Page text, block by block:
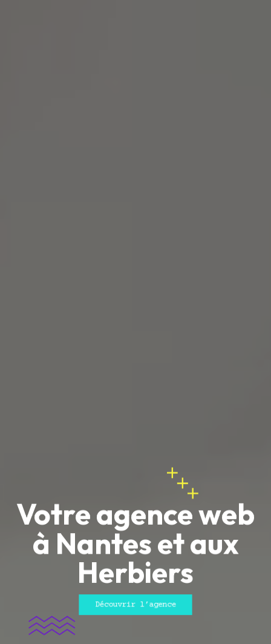
Votre agence web
à Nantes et aux
Herbiers
Découvrir l’agence